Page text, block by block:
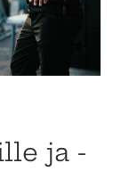
ja -